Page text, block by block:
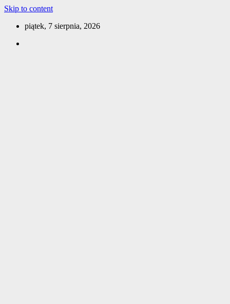
Skip to content
piątek, 7 sierpnia, 2026